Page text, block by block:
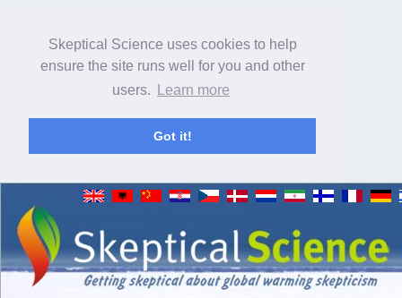
Skeptical Science uses cookies to help
ensure the site runs well for you and other
users.
Learn more
Got it!